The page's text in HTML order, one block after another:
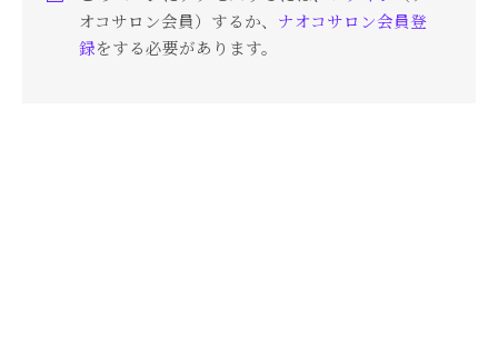
オコサロン会員）するか、 ナオコサロン会員登
録をする必要があります。